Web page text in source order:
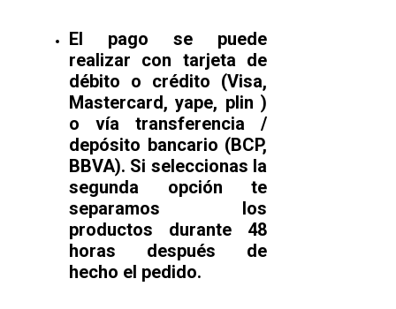
El pago se puede
realizar con tarjeta de
débito o crédito (Visa,
Mastercard, yape, plin )
o vía transferencia /
depósito bancario (BCP,
BBVA). Si seleccionas la
segunda opción te
separamos los
productos durante 48
horas después de
hecho el pedido.